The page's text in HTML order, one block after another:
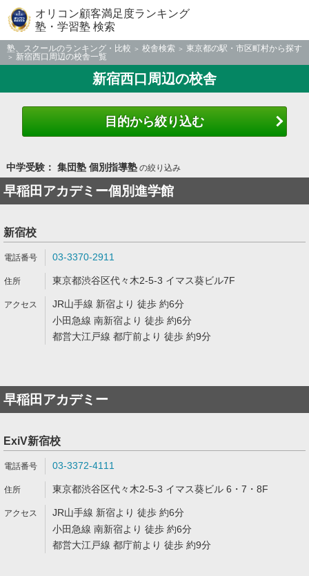
オリコン顧客満足度ランキング
塾・学習塾 検索
塾、スクールのランキング・比較 校舎検索
東京都の駅・市区町村から探す
新宿西口周辺の校舎一覧
新宿西口周辺の校舎
目的から絞り込む
中学受験： 集団塾 個別指導塾の絞り込み
早稲田アカデミー個別進学館
新宿校
03-3370-2911
東京都渋谷区代々木2-5-3 イマス葵ビル7F
JR山手線 新宿より 徒歩 約6分
小田急線 南新宿より 徒歩 約6分
都営大江戸線 都庁前より 徒歩 約9分
早稲田アカデミー
ExiV新宿校
03-3372-4111
東京都渋谷区代々木2-5-3 イマス葵ビル 6・7・8F
JR山手線 新宿より 徒歩 約6分
小田急線 南新宿より 徒歩 約6分
都営大江戸線 都庁前より 徒歩 約9分